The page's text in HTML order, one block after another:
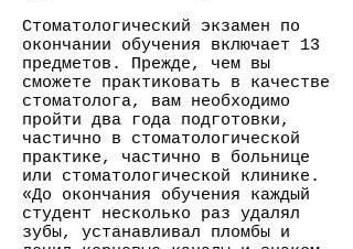
Стоматологический экзамен по
окончании обучения включает 13
предметов. Прежде, чем вы
сможете практиковать в качестве
стоматолога, вам необходимо
пройти два года подготовки,
частично в стоматологической
практике, частично в больнице
или стоматологической клинике.
«До окончания обучения каждый
студент несколько раз удалял
зубы, устанавливал пломбы и